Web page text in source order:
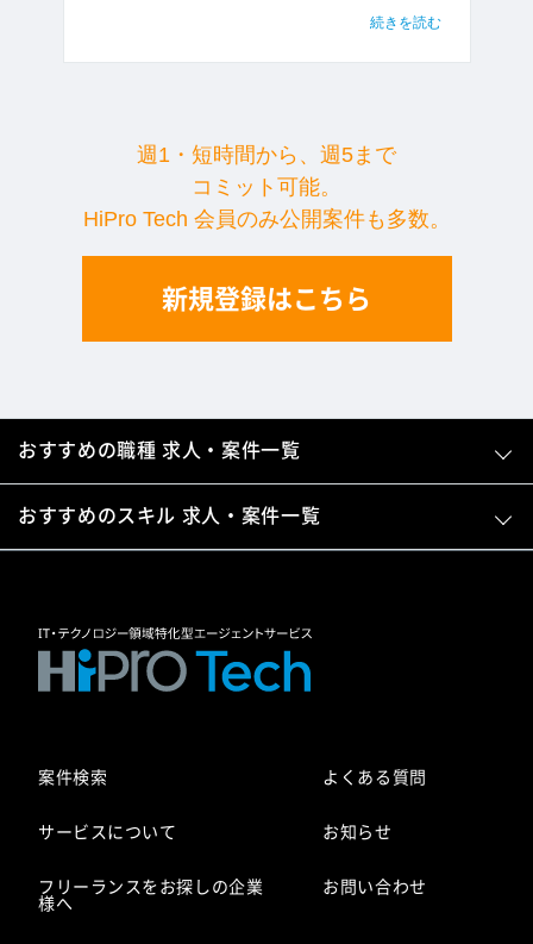
続きを読む
週1・短時間から、週5まで
コミット可能。
HiPro Tech 会員のみ公開案件も多数。
新規登録はこちら
おすすめの職種 求人・案件一覧
おすすめのスキル 求人・案件一覧
案件検索
サービスについて
フリーランスをお探しの企業
様へ
よくある質問
お知らせ
お問い合わせ